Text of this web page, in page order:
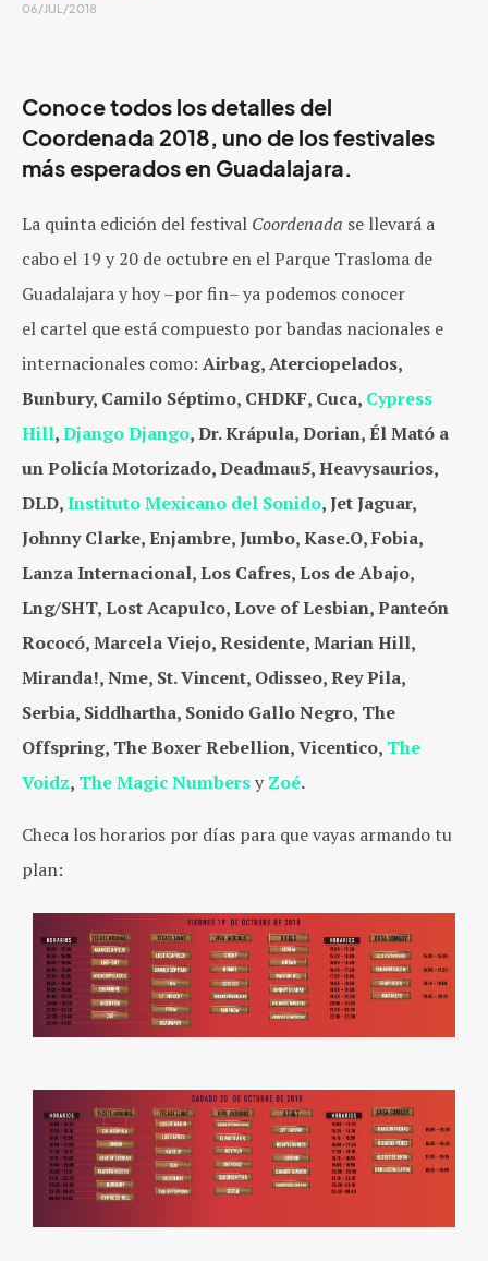
06/JUL/2018
Conoce todos los detalles del
Coordenada 2018, uno de los festivales
más esperados en Guadalajara.
La quinta edición del festival Coordenada se llevará a
cabo el 19 y 20 de octubre en el Parque Trasloma de
Guadalajara y hoy –por fin– ya podemos conocer
el cartel que está compuesto por bandas nacionales e
internacionales como: Airbag, Aterciopelados,
Bunbury, Camilo Séptimo, CHDKF, Cuca, Cypress
Hill,Django Django, Dr. Krápula, Dorian, Él Mató a
un Policía Motorizado, Deadmau5, Heavysaurios,
DLD,Instituto Mexicano del Sonido, Jet Jaguar,
Johnny Clarke, Enjambre, Jumbo, Kase.O, Fobia,
Lanza Internacional, Los Cafres, Los de Abajo,
Lng/SHT, Lost Acapulco, Love of Lesbian, Panteón
Rococó, Marcela Viejo, Residente, Marian Hill,
Miranda!, Nme, St. Vincent, Odisseo, Rey Pila,
Serbia, Siddhartha, Sonido Gallo Negro, The
Offspring, The Boxer Rebellion, Vicentico, The
Voidz, The Magic Numbersy Zoé.
Checa los horarios por días para que vayas armando tu
plan: